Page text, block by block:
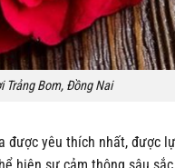
Bom, Đồng Nai
yêu thích nhất, được